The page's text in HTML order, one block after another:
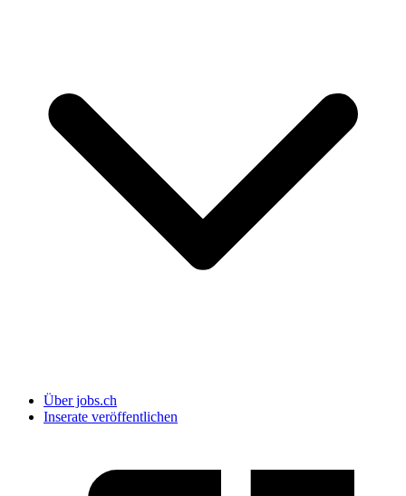
Über jobs.ch
Inserate veröffentlichen